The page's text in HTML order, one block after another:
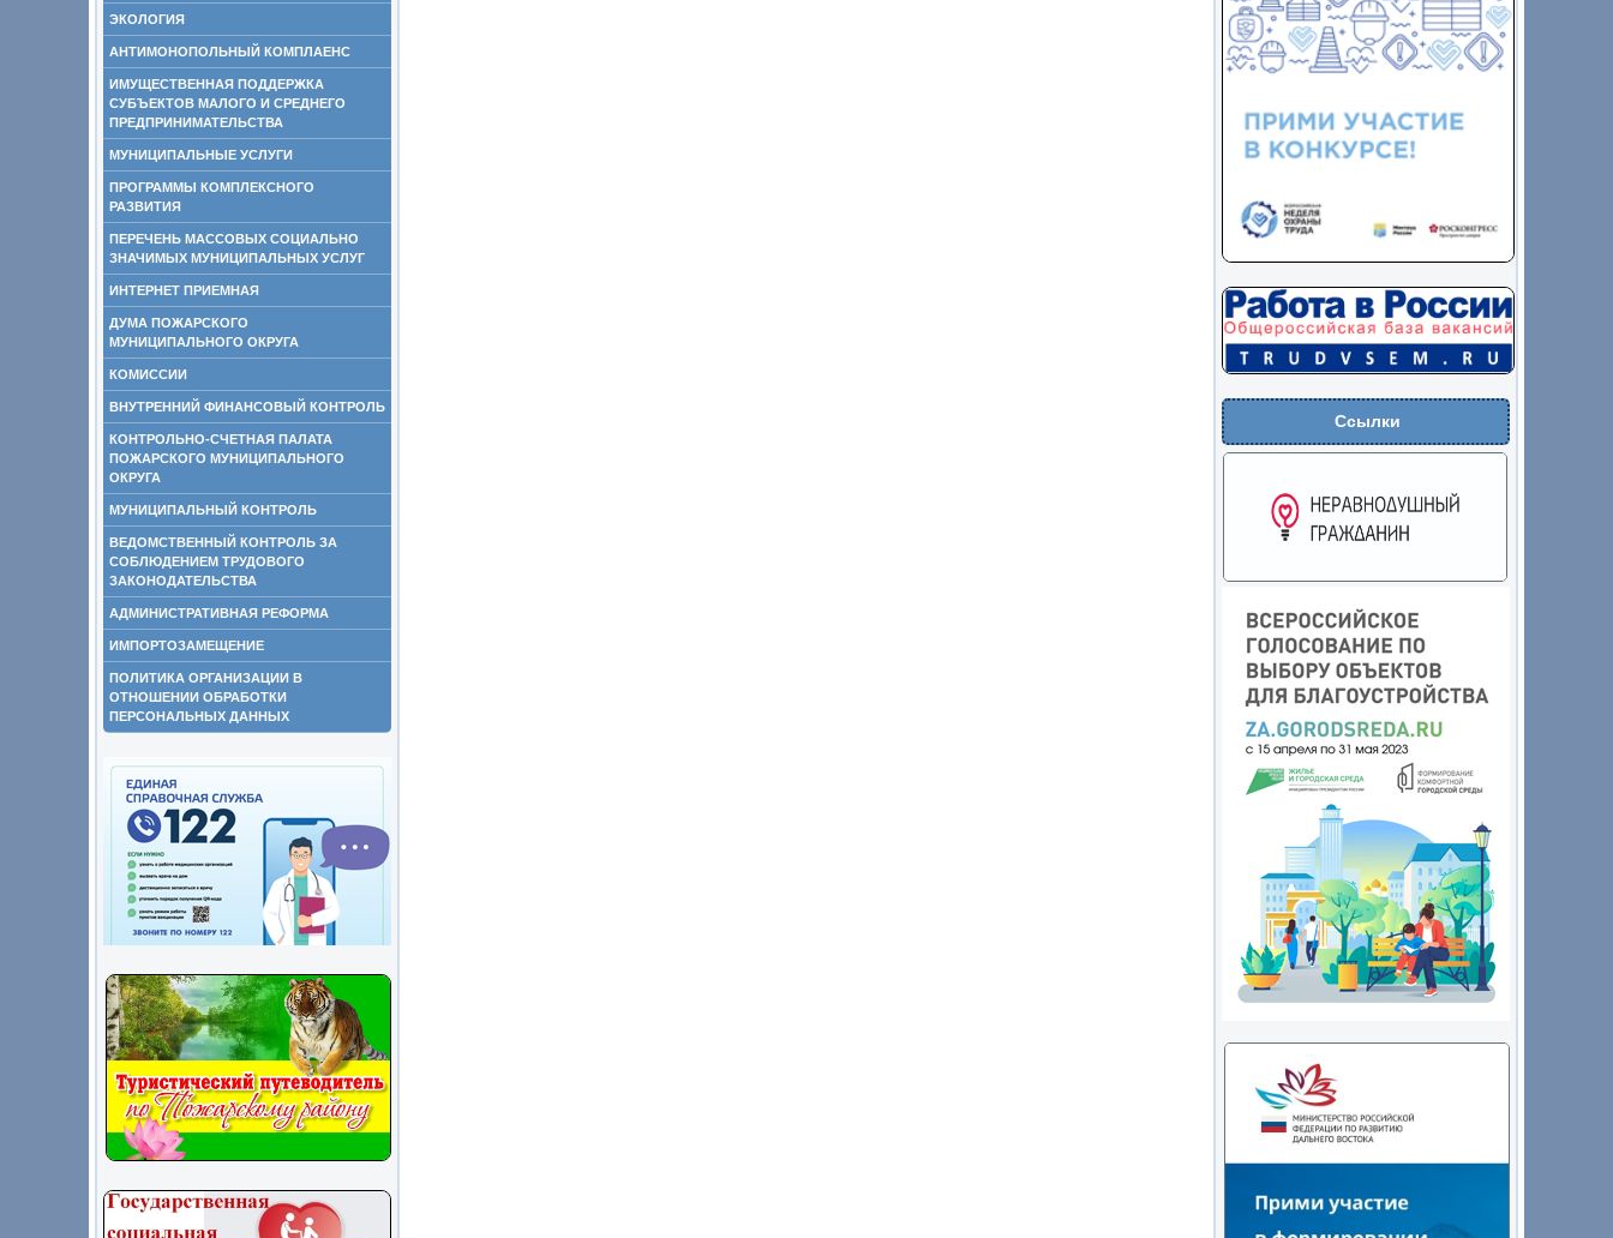
ЭКОЛОГИЯ
АНТИМОНОПОЛЬНЫЙ КОМПЛАЕНС
ИМУЩЕСТВЕННАЯ ПОДДЕРЖКА
СУБЪЕКТОВ МАЛОГО И СРЕДНЕГО
ПРЕДПРИНИМАТЕЛЬСТВА
МУНИЦИПАЛЬНЫЕ УСЛУГИ
ПРОГРАММЫ КОМПЛЕКСНОГО
РАЗВИТИЯ
ПЕРЕЧЕНЬ МАССОВЫХ СОЦИАЛЬНО
ЗНАЧИМЫХ МУНИЦИПАЛЬНЫХ УСЛУГ
ИНТЕРНЕТ ПРИЕМНАЯ
ДУМА ПОЖАРСКОГО
МУНИЦИПАЛЬНОГО ОКРУГА
КОМИССИИ
ВНУТРЕННИЙ ФИНАНСОВЫЙ КОНТРОЛЬ
КОНТРОЛЬНО-СЧЕТНАЯ ПАЛАТА
ПОЖАРСКОГО МУНИЦИПАЛЬНОГО
ОКРУГА
МУНИЦИПАЛЬНЫЙ КОНТРОЛЬ
ВЕДОМСТВЕННЫЙ КОНТРОЛЬ ЗА
СОБЛЮДЕНИЕМ ТРУДОВОГО
ЗАКОНОДАТЕЛЬСТВА
АДМИНИСТРАТИВНАЯ РЕФОРМА
ИМПОРТОЗАМЕЩЕНИЕ
ПОЛИТИКА ОРГАНИЗАЦИИ В
ОТНОШЕНИИ ОБРАБОТКИ
ПЕРСОНАЛЬНЫХ ДАННЫХ
Ссылки